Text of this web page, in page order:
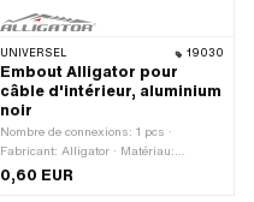
UNIVERSEL 19030
Embout Alligator pour
câble d'intérieur, aluminium
noir
Nombre de connexions: 1 pcs ·
Fabricant: Alligator · Matériau:
Aluminium · Couleur: noir · Ø
0,60 EUR